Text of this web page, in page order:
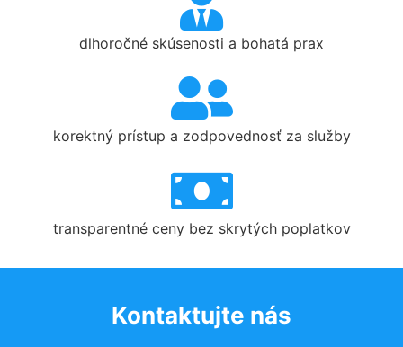
dlhoročné skúsenosti a bohatá prax
korektný prístup a zodpovednosť za služby
transparentné ceny bez skrytých poplatkov
Kontaktujte nás